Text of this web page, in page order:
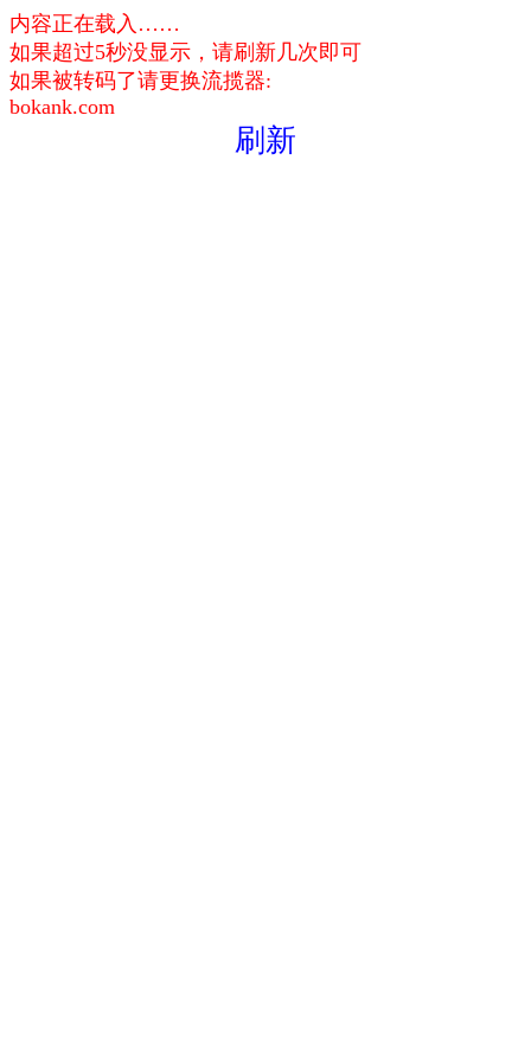
内容正在载入……
如果超过5秒没显示，请刷新几次即可
如果被转码了请更换流揽器:
bokank.com
刷新